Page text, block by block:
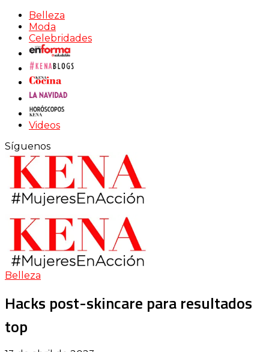
Belleza
Moda
Celebridades
Videos
Síguenos
Belleza
Hacks post-skincare para resultados
top